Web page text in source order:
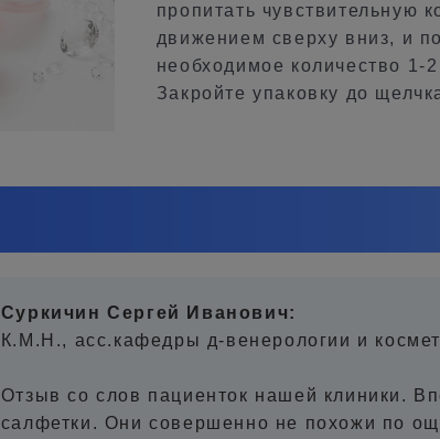
пропитать чувствительную
движением сверху вниз, и
необходимое количество 1-
Закройте упаковку до
Суркичин Сергей Иванович:
К.М.Н., асс.кафедры д-венерологии и
Отзыв со слов пациенток нашей клиники.
салфетки. Они совершенно не похожи по